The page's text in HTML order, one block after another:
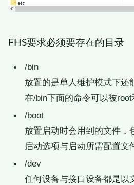
FHS要求必须要存在的目录
/bin
放置的是单人维护模式下还
在/bin下面的命令可以被
/boot
放置启动时会用到的文件，
启动选项与启动所需配置文
/dev
任何设备与接口设备都是以